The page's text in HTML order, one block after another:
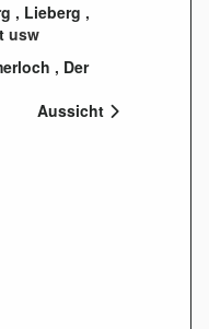
, Lieberg ,
usw
, Der
Aussicht